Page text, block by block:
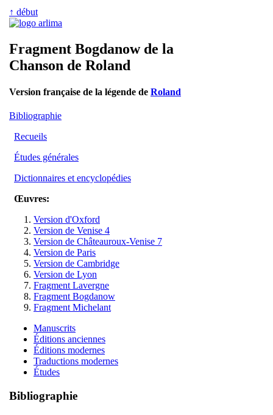
↑ début
Fragment Bogdanow de la
Chanson de Roland
Version française de la légende de Roland
Bibliographie
Recueils
Études générales
Dictionnaires et encyclopédies
Œuvres:
Version d'Oxford
Version de Venise 4
Version de Châteauroux-Venise 7
Version de Paris
Version de Cambridge
Version de Lyon
Fragment Lavergne
Fragment Bogdanow
Fragment Michelant
Manuscrits
Éditions anciennes
Éditions modernes
Traductions modernes
Études
Bibliographie